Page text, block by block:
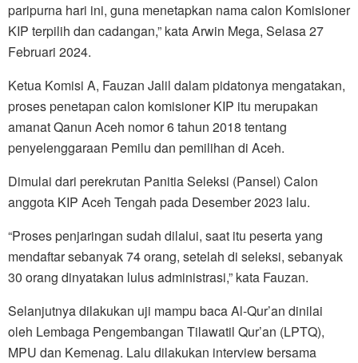
paripurna hari ini, guna menetapkan nama calon Komisioner
KIP terpilih dan cadangan,” kata Arwin Mega, Selasa 27
Februari 2024.
Ketua Komisi A, Fauzan Jalil dalam pidatonya mengatakan,
proses penetapan calon komisioner KIP itu merupakan
amanat Qanun Aceh nomor 6 tahun 2018 tentang
penyelenggaraan Pemilu dan pemilihan di Aceh.
Dimulai dari perekrutan Panitia Seleksi (Pansel) Calon
anggota KIP Aceh Tengah pada Desember 2023 lalu.
“Proses penjaringan sudah dilalui, saat itu peserta yang
mendaftar sebanyak 74 orang, setelah di seleksi, sebanyak
30 orang dinyatakan lulus administrasi,” kata Fauzan.
Selanjutnya dilakukan uji mampu baca Al-Qur’an dinilai
oleh Lembaga Pengembangan Tilawatil Qur’an (LPTQ),
MPU dan Kemenag. Lalu dilakukan interview bersama